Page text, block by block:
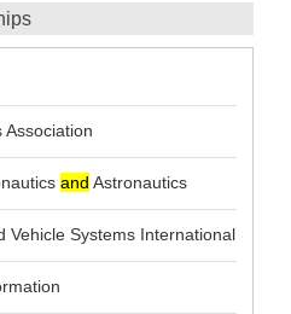
Association
and Astronautics
Vehicle Systems International